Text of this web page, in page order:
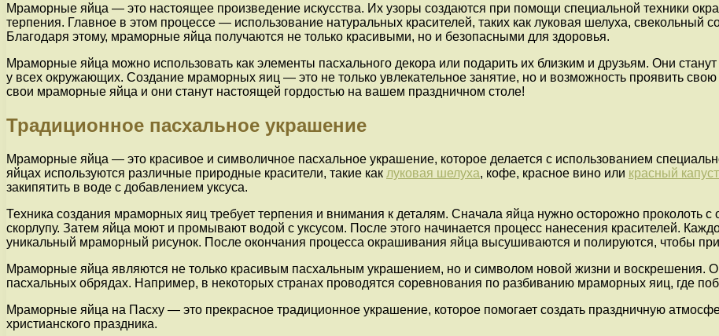
Мраморные яйца — это настоящее произведение искусства. Их узоры создаются при помощи специальной техники
терпения. Главное в этом процессе — использование натуральных красителей, таких как луковая шелуха, свекольный
Благодаря этому, мраморные яйца получаются не только красивыми, но и безопасными для здоровья.
Мраморные яйца можно использовать как элементы пасхального декора или подарить их близким и друзьям. Они
у всех окружающих. Создание мраморных яиц — это не только увлекательное занятие, но и возможность проявить свою
свои мраморные яйца и они станут настоящей гордостью на вашем праздничном столе!
Традиционное пасхальное украшение
Мраморные яйца — это красивое и символичное пасхальное украшение, которое делается с использованием
яйцах используются различные природные красители, такие как луковая шелуха, кофе, красное вино или красный
закипятить в воде с добавлением уксуса.
Техника создания мраморных яиц требует терпения и внимания к деталям. Сначала яйца нужно осторожно проколоть
скорлупу. Затем яйца моют и промывают водой с уксусом. После этого начинается процесс нанесения красителей.
уникальный мраморный рисунок. После окончания процесса окрашивания яйца высушиваются и полируются, чтобы
Мраморные яйца являются не только красивым пасхальным украшением, но и символом новой жизни и воскрешения.
пасхальных обрядах. Например, в некоторых странах проводятся соревнования по разбиванию мраморных яиц, где
Мраморные яйца на Пасху — это прекрасное традиционное украшение, которое помогает создать праздничную
христианского праздника.